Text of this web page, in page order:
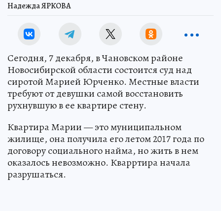
Надежда ЯРКОВА
Сегодня, 7 декабря, в Чановском районе
Новосибирской области состоится суд над
сиротой Марией Юрченко. Местные власти
требуют от девушки самой восстановить
рухнувшую в ее квартире стену.
Квартира Марии — это муниципальном
жилище, она получила его летом 2017 года по
договору социального найма, но жить в нем
оказалось невозможно. Кварртира начала
разрушаться.